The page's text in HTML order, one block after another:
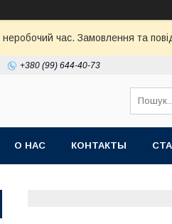
неробочий час. Замовлення та
+380 (99) 644-40-73
О НАС КОНТАКТЫ